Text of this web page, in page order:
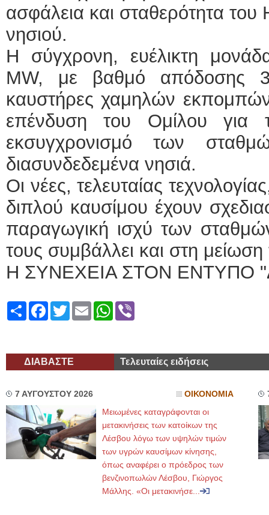
ασφάλεια και σταθερότητα του
νησιού.
Η σύγχρονη, ευέλικτη
MW, με βαθμό απόδοσης
καυστήρες χαμηλών
επένδυση του Ομίλου για
εκσυγχρονισμό των
διασυνδεδεμένα νησιά.
Οι νέες, τελευταίας
διπλού καυσίμου έχουν
παραγωγική ισχύ των
τους συμβάλλει και στη
Η ΣΥΝΕΧΕΙΑ ΣΤΟΝ ΕΝΤΥΠΟ
ShareFacebook
TwitterEmailWhatsApp
ΔΙΑΒΑΣΤΕ Τελευταίες ειδήσεις
7 ΑΥΓΟΥΣΤΟΥ 2026 ΟΙΚΟΝΟΜΙΑ
Μειωμένες καταγράφονται οι
μετακινήσεις των κατοίκων της
Λέσβου λόγω των υψηλών τιμών
των υγρών καυσίμων κίνησης,
όπως αναφέρει ο πρόεδρος των
βενζινοπωλών Λέσβου, Γιώργος
Μάλλης. «Οι μετακινήσε...